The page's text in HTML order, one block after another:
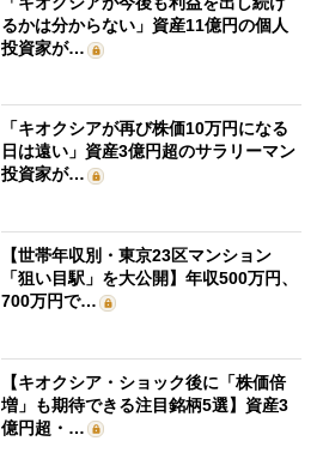
るかは分からない」資産11億円の個人
投資家が…
「キオクシアが再び株価10万円になる
日は遠い」資産3億円超のサラリーマン
投資家が…
【世帯年収別・東京23区マンション
「狙い目駅」を大公開】年収500万円、
700万円で…
【キオクシア・ショック後に「株価倍
増」も期待できる注目銘柄5選】資産3
億円超・…